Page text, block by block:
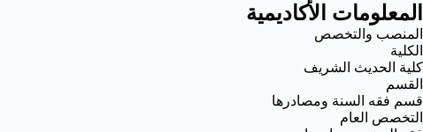
المعلومات الأكاديمية
المنصب والتخصص
الكلية
كلية الحديث الشريف
القسم
قسم فقه السنة ومصادرها
التخصص العام